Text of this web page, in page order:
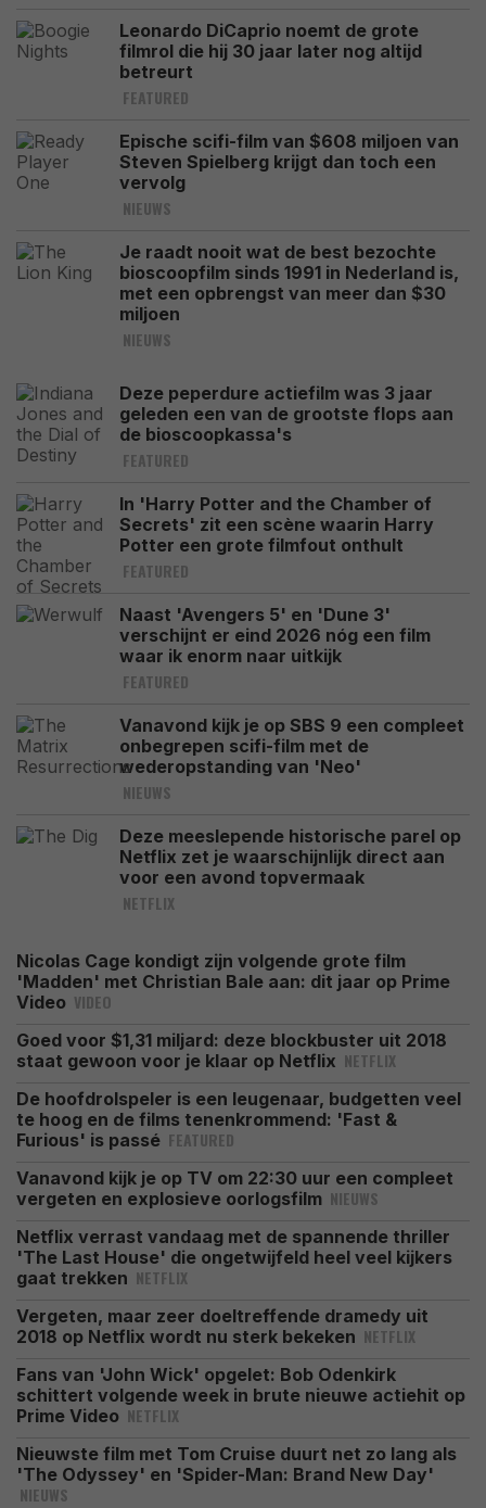
Leonardo DiCaprio noemt de grote
filmrol die hij 30 jaar later nog altijd
betreurt
FEATURED
Epische scifi-film van $608 miljoen van
Steven Spielberg krijgt dan toch een
vervolg
NIEUWS
Je raadt nooit wat de best bezochte
bioscoopfilm sinds 1991 in Nederland is,
met een opbrengst van meer dan $30
miljoen
NIEUWS
Deze peperdure actiefilm was 3 jaar
geleden een van de grootste flops aan
de bioscoopkassa's
FEATURED
In 'Harry Potter and the Chamber of
Secrets' zit een scène waarin Harry
Potter een grote filmfout onthult
FEATURED
Naast 'Avengers 5' en 'Dune 3'
verschijnt er eind 2026 nóg een film
waar ik enorm naar uitkijk
FEATURED
Vanavond kijk je op SBS 9 een compleet
onbegrepen scifi-film met de
wederopstanding van 'Neo'
NIEUWS
Deze meeslepende historische parel op
Netflix zet je waarschijnlijk direct aan
voor een avond topvermaak
NETFLIX
Nicolas Cage kondigt zijn volgende grote film
'Madden' met Christian Bale aan: dit jaar op Prime
Video VIDEO
Goed voor $1,31 miljard: deze blockbuster uit 2018
staat gewoon voor je klaar op Netflix NETFLIX
De hoofdrolspeler is een leugenaar, budgetten veel
te hoog en de films tenenkrommend: 'Fast &
Furious' is passé FEATURED
Vanavond kijk je op TV om 22:30 uur een compleet
vergeten en explosieve oorlogsfilm NIEUWS
Netflix verrast vandaag met de spannende thriller
'The Last House' die ongetwijfeld heel veel kijkers
gaat trekken NETFLIX
Vergeten, maar zeer doeltreffende dramedy uit
2018 op Netflix wordt nu sterk bekeken NETFLIX
Fans van 'John Wick' opgelet: Bob Odenkirk
schittert volgende week in brute nieuwe actiehit op
Prime Video NETFLIX
Nieuwste film met Tom Cruise duurt net zo lang als
'The Odyssey' en 'Spider-Man: Brand New Day'
NIEUWS